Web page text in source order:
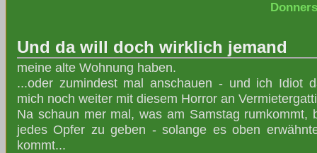
Und da will doch wirklich jemand
meine alte Wohnung haben.
...oder zumindest mal anschauen - und ich Idiot
mich noch weiter mit diesem Horror an
Na schaun mer mal, was am Samstag rumkommt,
jedes Opfer zu geben - solange es oben
kommt...